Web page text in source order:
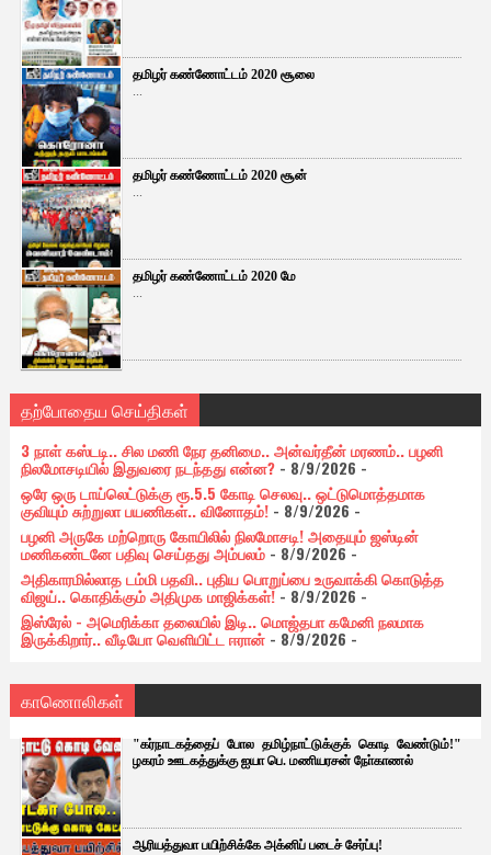
தமிழர் கண்ணோட்டம் 2020 சூலை
...
தமிழர் கண்ணோட்டம் 2020 சூன்
...
தமிழர் கண்ணோட்டம் 2020 மே
...
தற்போதைய செய்திகள்
3 நாள் கஸ்டடி.. சில மணி நேர தனிமை.. அன்வர்தீன் மரணம்.. பழனி
நிலமோசடியில் இதுவரை நடந்தது என்ன?- 8/9/2026 -
ஒரே ஒரு டாய்லெட்டுக்கு ரூ.5.5 கோடி செலவு.. ஒட்டுமொத்தமாக
குவியும் சுற்றுலா பயணிகள்.. வினோதம்!- 8/9/2026 -
பழனி அருகே மற்றொரு கோயிலில் நிலமோசடி! அதையும் ஜஸ்டின்
மணிகண்டனே பதிவு செய்தது அம்பலம்- 8/9/2026 -
அதிகாரமில்லாத டம்மி பதவி.. புதிய பொறுப்பை உருவாக்கி கொடுத்த
விஜய்.. கொதிக்கும் அதிமுக மாஜிக்கள்!- 8/9/2026 -
இஸ்ரேல் - அமெரிக்கா தலையில் இடி.. மொஜ்தபா கமேனி நலமாக
இருக்கிறார்.. வீடியோ வெளியிட்ட ஈரான்- 8/9/2026 -
காணொலிகள்
"கர்நாடகத்தைப் போல தமிழ்நாட்டுக்குக் கொடி வேண்டும்!"
ழகரம் ஊடகத்துக்கு ஐயா பெ. மணியரசன் நோ்காணல்
ஆரியத்துவா பயிற்சிக்கே அக்னிப் படைச் சேர்ப்பு!